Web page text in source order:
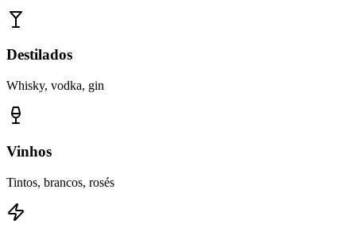
Destilados
Whisky, vodka, gin
Vinhos
Tintos, brancos, rosés